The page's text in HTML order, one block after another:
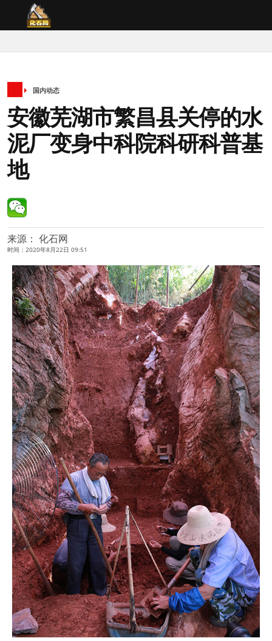
国内动态
安徽芜湖市繁昌县关停的水
泥厂变身中科院科研科普基
地
来源： 化石网
时间：2020年8月22日 09:51